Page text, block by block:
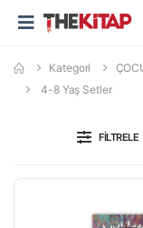
Kategori
4-8 Yaş Setler
FILTRELE